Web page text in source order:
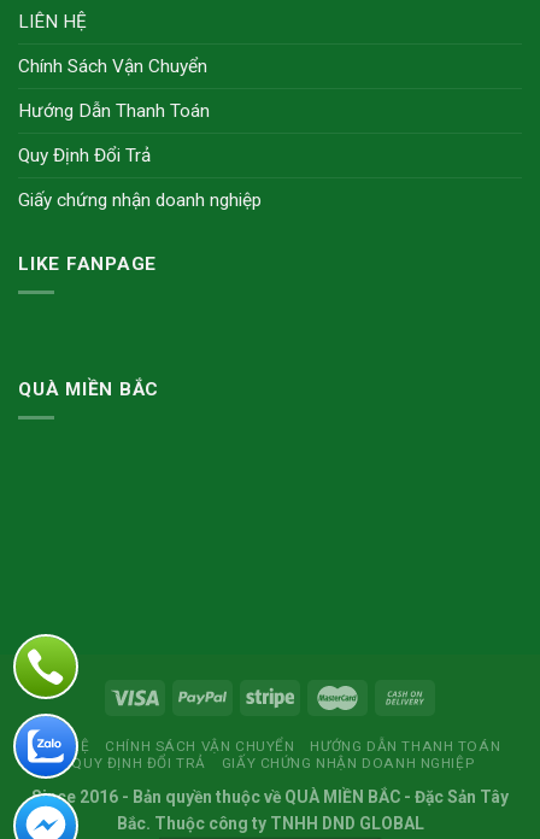
LIÊN HỆ
Chính Sách Vận Chuyển
Hướng Dẫn Thanh Toán
Quy Định Đổi Trả
Giấy chứng nhận doanh nghiệp
LIKE FANPAGE
QUÀ MIỀN BẮC
LIÊN HỆ CHÍNH SÁCH VẬN CHUYỂN
HƯỚNG DẪN THANH TOÁN
QUY ĐỊNH ĐỔI TRẢ
GIẤY CHỨNG NHẬN DOANH NGHIỆP
Since 2016 - Bản quyền thuộc về QUÀ MIỀN BẮC - Đặc Sản Tây
Bắc. Thuộc công ty TNHH DND GLOBAL